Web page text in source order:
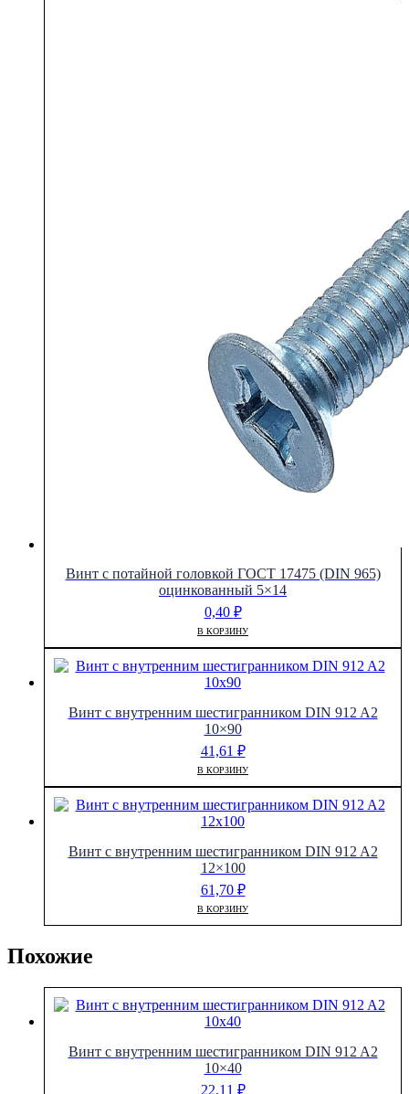
Винт с потайной головкой ГОСТ 17475 (DIN 965)
оцинкованный 5×14
0,40 ₽
В КОРЗИНУ
Винт с внутренним шестигранником DIN 912 A2
10×90
41,61 ₽
В КОРЗИНУ
Винт с внутренним шестигранником DIN 912 A2
12×100
61,70 ₽
В КОРЗИНУ
Похожие
Винт с внутренним шестигранником DIN 912 A2
10×40
22,11 ₽